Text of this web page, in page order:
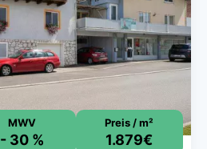
MWV
- 30 %
Preis / m²
1.879€